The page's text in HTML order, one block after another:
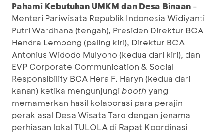
Pahami Kebutuhan UMKM dan Desa Binaan -
Menteri Pariwisata Republik Indonesia Widiyanti
Putri Wardhana (tengah), Presiden Direktur BCA
Hendra Lembong (paling kiri), Direktur BCA
Antonius Widodo Mulyono (kedua dari kiri), dan
EVP Corporate Communication & Social
Responsibility BCA Hera F. Haryn (kedua dari
kanan) ketika mengunjungibooth yang
memamerkan hasil kolaborasi para perajin
perak asal Desa Wisata Taro dengan jenama
perhiasan lokal TULOLA di Rapat Koordinasi